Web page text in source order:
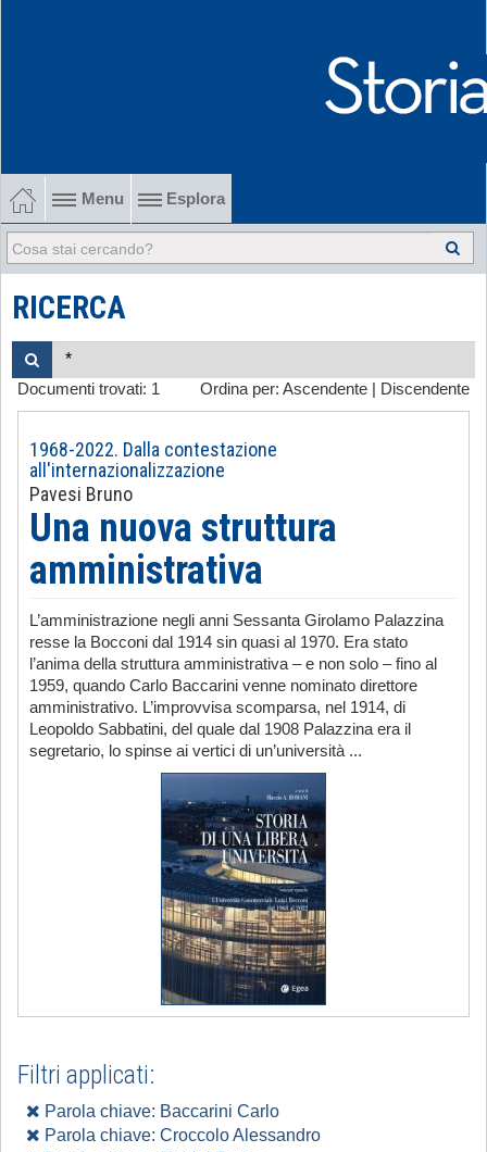
Menu Esplora
1902-1915 Gli esordi
1915-1945 Tra le due guerre
1945-1968 Dalla liberazione al '68
1968-2022 Dalla contestazione all'internazionalizzazione
-
RICERCA
Ordina per: Ascendente Discendente
Documenti trovati: 1
1968-2022. Dalla contestazione
all'internazionalizzazione
Pavesi Bruno
Una nuova struttura
amministrativa
L’amministrazione negli anni Sessanta Girolamo Palazzina
resse la Bocconi dal 1914 sin quasi al 1970. Era stato
l’anima della struttura amministrativa – e non solo – fino al
1959, quando Carlo Baccarini venne nominato direttore
amministrativo. L’improvvisa scomparsa, nel 1914, di
Leopoldo Sabbatini, del quale dal 1908 Palazzina era il
segretario, lo spinse ai vertici di un’università ...
Filtri applicati:
Parola chiave: Baccarini Carlo
Parola chiave: Croccolo Alessandro